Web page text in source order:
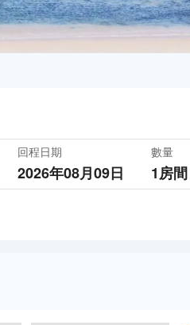
回程日期
2026年08月09日
數量
1房間